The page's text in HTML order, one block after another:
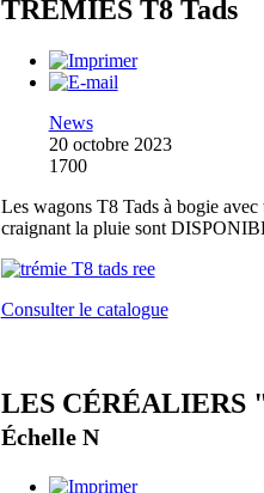
TRÉMIES T8 Tads
News
20 octobre 2023
1700
Les wagons T8 Tads à bogie
craignant la pluie sont
Consulter le catalogue
LES CÉRÉALIERS
Échelle N